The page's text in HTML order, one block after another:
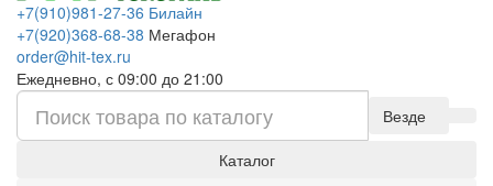
+7(910)981-27-36 Билайн
+7(920)368-68-38 Мегафон
order@hit-tex.ru
Ежедневно, с 09:00 до 21:00
Везде
Каталог